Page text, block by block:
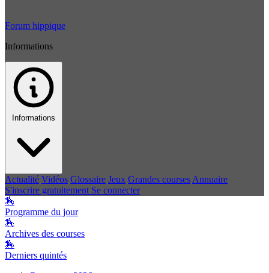
Forum hippique
Informations
Informations
Actualité Vidéos Glossaire Jeux Grandes courses Annuaire
S'inscrire gratuitement Se connecter
🏇
Programme du jour
🏇
Archives des courses
🏇
Derniers quintés